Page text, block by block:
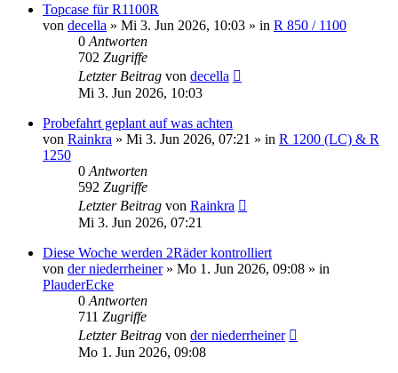
Topcase für R1100R
von decella » Mi 3. Jun 2026, 10:03 » in R 850 / 1100
0 Antworten
702 Zugriffe
Letzter Beitrag von decella
Mi 3. Jun 2026, 10:03
Probefahrt geplant auf was achten
von Rainkra » Mi 3. Jun 2026, 07:21 » in R 1200 (LC) & R
1250
0 Antworten
592 Zugriffe
Letzter Beitrag von Rainkra
Mi 3. Jun 2026, 07:21
Diese Woche werden 2Räder kontrolliert
von der niederrheiner» Mo 1. Jun 2026, 09:08 » in
PlauderEcke
0 Antworten
711 Zugriffe
Letzter Beitrag von der niederrheiner
Mo 1. Jun 2026, 09:08